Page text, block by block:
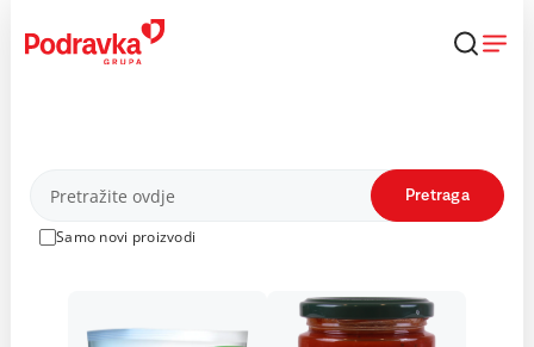
content
Proizvodi
Samo novi proizvodi
Pretraga